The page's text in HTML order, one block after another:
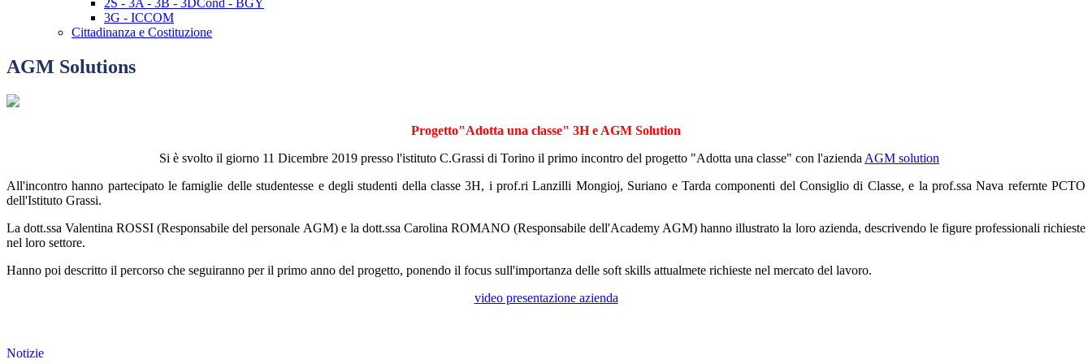
2S - 3A - 3B - 3DCond - BGY
3G - ICCOM
Cittadinanza e Costituzione
AGM Solutions
Progetto"Adotta una classe" 3H e AGM Solution
Si è svolto il giorno 11 Dicembre 2019 presso l'istituto C.Grassi di Torino il primo incontro del progetto "Adotta una classe" con l'azienda AGM solution
All'incontro hanno partecipato le famiglie delle studentesse e degli studenti della classe 3H, i prof.ri Lanzilli Mongioj, Suriano e Tarda componenti del Consiglio di Classe, e la prof.ssa Nava refernte PCTO
dell'Istituto Grassi.
La dott.ssa Valentina ROSSI (Responsabile del personale AGM) e la dott.ssa Carolina ROMANO (Responsabile dell'Academy AGM) hanno illustrato la loro azienda, descrivendo le figure professionali richieste
nel loro settore.
Hanno poi descritto il percorso che seguiranno per il primo anno del progetto, ponendo il focus sull'importanza delle soft skills attualmete richieste nel mercato del lavoro.
video presentazione azienda
Notizie